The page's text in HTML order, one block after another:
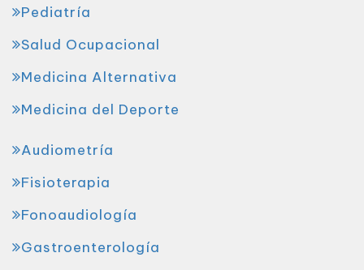
Pediatría
Salud Ocupacional
Medicina Alternativa
Medicina del Deporte
Audiometría
Fisioterapia
Fonoaudiología
Gastroenterología